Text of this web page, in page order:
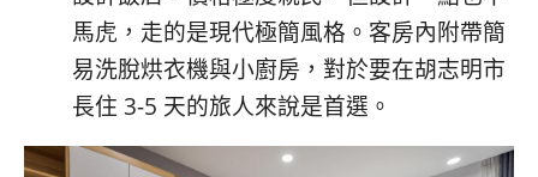
馬虎，走的是現代極簡風格。客房內附帶簡
易洗脫烘衣機與小廚房，對於要在胡志明市
長住 3-5 天的旅人來說是首選。